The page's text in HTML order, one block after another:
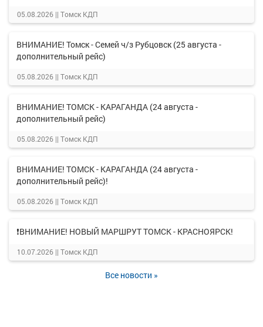
05.08.2026 || Томск КДП
ВНИМАНИЕ! Томск - Семей ч/з Рубцовск (25 августа -
дополнительный рейс)
05.08.2026 || Томск КДП
ВНИМАНИЕ! ТОМСК - КАРАГАНДА (24 августа -
дополнительный рейс)
05.08.2026 || Томск КДП
ВНИМАНИЕ! ТОМСК - КАРАГАНДА (24 августа -
дополнительный рейс)!
05.08.2026 || Томск КДП
❗ВНИМАНИЕ! НОВЫЙ МАРШРУТ ТОМСК - КРАСНОЯРСК!
10.07.2026 || Томск КДП
Все новости »